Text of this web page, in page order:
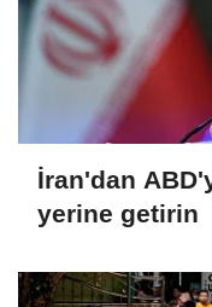
İran'dan
yerine getirin